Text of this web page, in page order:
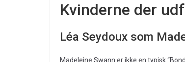
Kvinderne der
Léa Seydoux som
Madeleine Swann er ikke en typisk